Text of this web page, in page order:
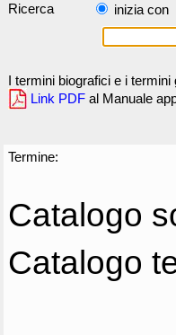
Ricerca inizia con
I termini biografici e i
Link PDF al Manuale
Termine:
Catalogo
Catalogo